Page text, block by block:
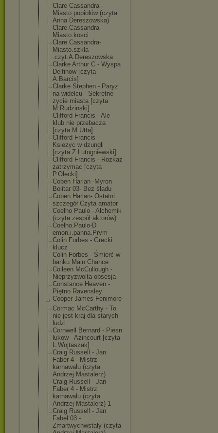
Clare Cassandra -
Miasto popiołów (czyta
Anna Dereszowska)
Clare.Cassandra-
Miasto.kosci
Clare.Cassandra-
Miasto.szkla
.czyt.A.Dereszowska
Clarke Arthur C - Wyspa
Delfinow [czyta
A.Barcis]
Clarke Stephen - Paryz
na widelcu - Sekretne
zycie miasta [czyta
M.Rudzinski]
Clifford Francis - Ale
klub nie przebacza
[czyta M.Utta]
Clifford Francis -
Ksiezyc w dzungli
[czyta Z.Lutogniewski]
Clifford Francis - Rozkaz
zatrzymac [czyta
P.Olecki]
Coben Harlan -Myron
Bolitar 03- Bez śladu
Coben Harlan- Ostatni
szczegół Czyta amator
Coelho Paulo - Alchemik
(czyta zespół aktorów)
Coelho.Paulo-D
emon.i.panna.Prym
Colin Forbes - Grecki
klucz
Colin Forbes - Śmierć w
banku Main Chance
Colleen McCullough -
Nieprzyzwoita obsesja
Constance Heaven -
Piętno Ravensley
Cooper James Fenimore
Cormac McCarthy - To
nie jest kraj dla starych
ludzi
Cornwell Bernard - Piesn
lukow - Azincourt [czyta
L.Wojtaszak]
Craig Russell - Jan
Faber 4 - Mistrz
karnawału (czyta
Andrzej Mastalerz)
Craig Russell - Jan
Faber 4 - Mistrz
karnawału (czyta
Andrzej Mastalerz) 1
Craig Russell - Jan
Fabel 03 -
Zmartwychwstały (czyta